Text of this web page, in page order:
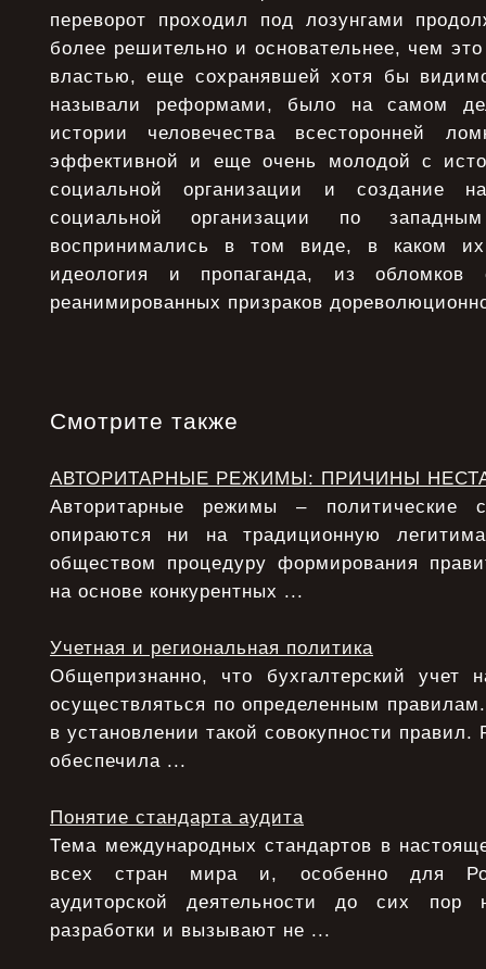
переворот проходил под лозунгами
более решительно и основательнее, чем
властью, еще сохранявшей хотя бы
называли реформами, было на самом
истории человечества всесторонней
эффективной и еще очень молодой с
социальной организации и создание
социальной организации по
воспринимались в том виде, в каком их
идеология и пропаганда, из обломков
реанимированных призраков
Смотрите также
АВТОРИТАРНЫЕ РЕЖИМЫ: ПРИЧИНЫ
Авторитарные режимы – политические
опираются ни на традиционную
обществом процедуру формирования
на основе конкурентных ...
Учетная и региональная политика
Общепризнанно, что бухгалтерский учет
осуществляться по определенным
в установлении такой совокупности
обеспечила ...
Понятие стандарта аудита
Тема международных стандартов в
всех стран мира и, особенно для
аудиторской деятельности до сих пор
разработки и вызывают не ...